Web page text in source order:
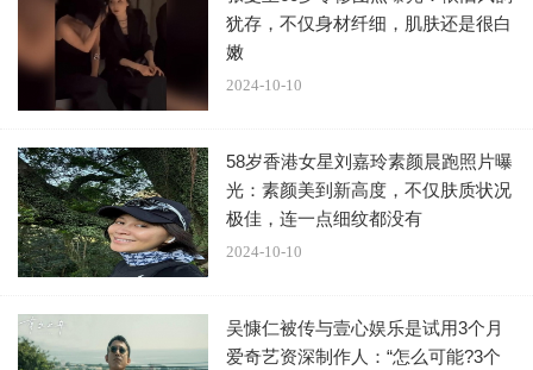
他这样的人，即使是火了，行为处事还是和之前一样，不浮
躁不宣扬，就在后面26年的演绎生涯中，变成现在大家都敬
重的好演员老戏骨了。
事业取得非常好成绩的他，在感情上也不逊色。他的老
婆就是他当初的初恋女友黄蕾，从恋人到妻子，实在太专一
和浪漫了。而且据网友爆料，这个黄蕾的家庭可比他好太多
了，是个低调而有钱的富豪家庭。就是这样的千金，当初就
那样义无反顾地嫁给了穷穷的他，说明黄蕾还是很有长远的
眼光的。白富美黄蕾当初和任程伟在结婚时，知道他没有
犹存，不仅身材纤细，肌肤还是很白
嫩
2024-10-10
58岁香港女星刘嘉玲素颜晨跑照片曝
光：素颜美到新高度，不仅肤质状况
极佳，连一点细纹都没有
2024-10-10
吴慷仁被传与壹心娱乐是试用3个月
爱奇艺资深制作人：“怎么可能?3个